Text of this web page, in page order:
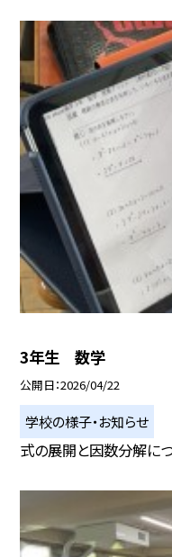
3年生 数学
公開日 2026/04/22
学校の様子・お知らせ
式の展開と因数分解に